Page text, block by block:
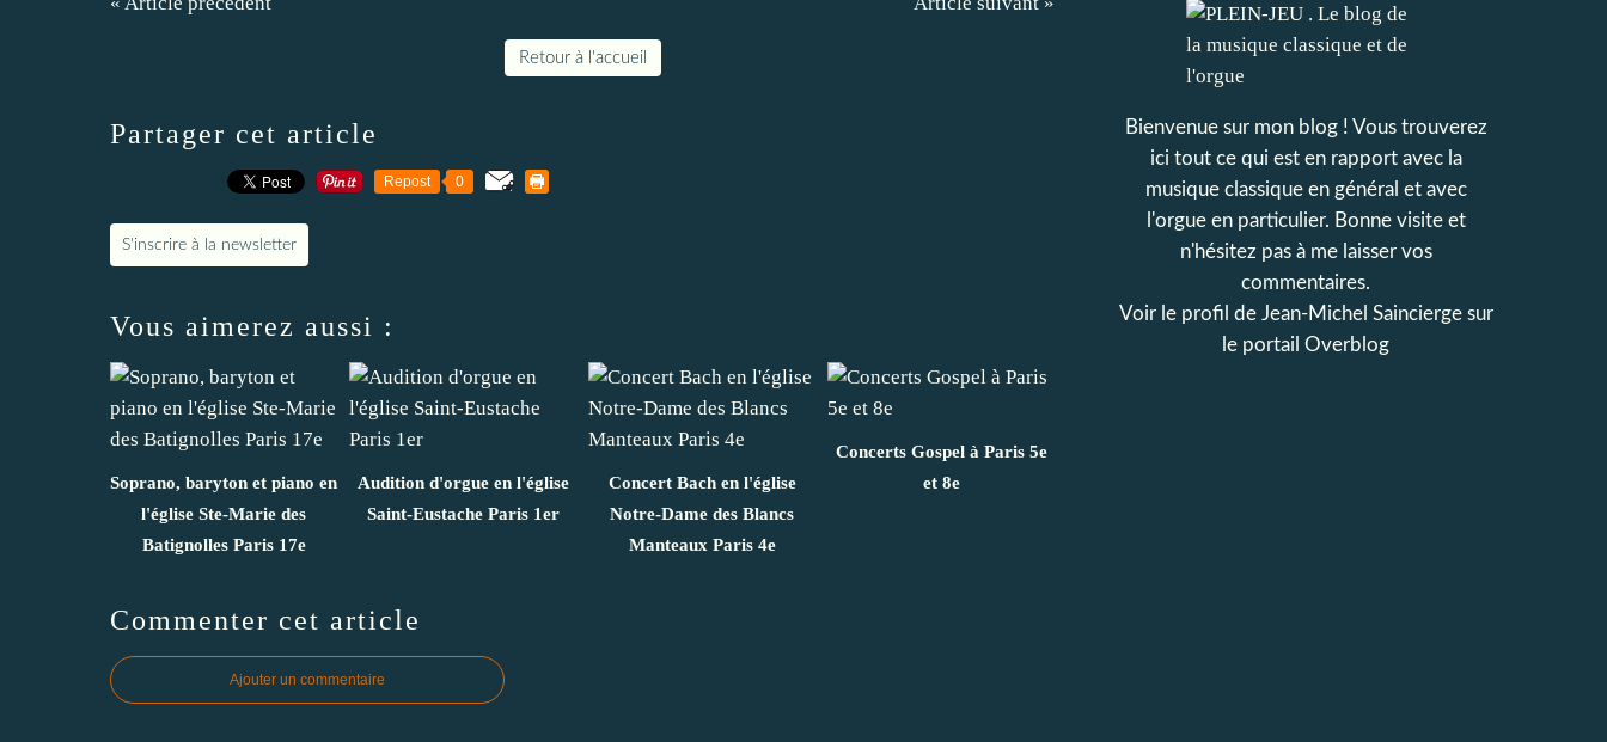
Retour à l'accueil
Partager cet article
Repost 0
S'inscrire à la newsletter
Vous aimerez aussi :
Soprano, baryton et piano en
l'église Ste-Marie des
Batignolles Paris 17e
Audition d'orgue en l'église
Saint-Eustache Paris 1er
Concert Bach en l'église
Notre-Dame des Blancs
Manteaux Paris 4e
Concerts Gospel à Paris 5e
et 8e
Commenter cet article
Ajouter un commentaire
Bienvenue sur mon blog ! Vous trouverez
ici tout ce qui est en rapport avec la
musique classique en général et avec
l'orgue en particulier. Bonne visite et
n'hésitez pas à me laisser vos
commentaires.
Voir le profil de Jean-Michel Sainciergesur
le portail Overblog